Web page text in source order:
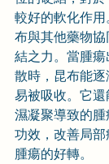
較好的軟化作
布與其他藥物
結之力。當腫
散時，昆布能
易被吸收。它
濕凝聚導致的
功效，改善局
腫瘍的好轉。